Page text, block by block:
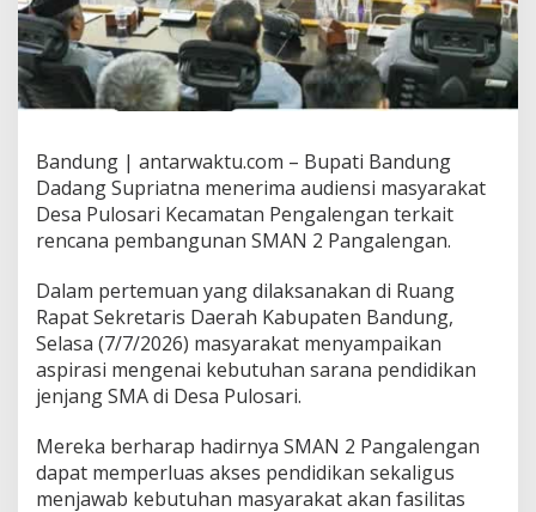
Bandung | antarwaktu.com – Bupati Bandung
Dadang Supriatna menerima audiensi masyarakat
Desa Pulosari Kecamatan Pengalengan terkait
rencana pembangunan SMAN 2 Pangalengan.
Dalam pertemuan yang dilaksanakan di Ruang
Rapat Sekretaris Daerah Kabupaten Bandung,
Selasa (7/7/2026) masyarakat menyampaikan
aspirasi mengenai kebutuhan sarana pendidikan
jenjang SMA di Desa Pulosari.
Mereka berharap hadirnya SMAN 2 Pangalengan
dapat memperluas akses pendidikan sekaligus
menjawab kebutuhan masyarakat akan fasilitas